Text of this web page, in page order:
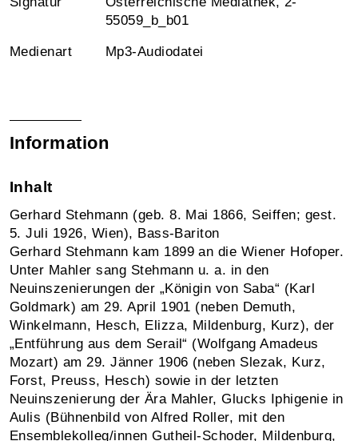
55059_b_b01
Medienart Mp3-Audiodatei
Information
Inhalt
Gerhard Stehmann (geb. 8. Mai 1866, Seiffen; gest.
5. Juli 1926, Wien), Bass-Bariton
Gerhard Stehmann kam 1899 an die Wiener Hofoper.
Unter Mahler sang Stehmann u. a. in den
Neuinszenierungen der „Königin von Saba“ (Karl
Goldmark) am 29. April 1901 (neben Demuth,
Winkelmann, Hesch, Elizza, Mildenburg, Kurz), der
„Entführung aus dem Serail“ (Wolfgang Amadeus
Mozart) am 29. Jänner 1906 (neben Slezak, Kurz,
Forst, Preuss, Hesch) sowie in der letzten
Neuinszenierung der Ära Mahler, Glucks Iphigenie in
Aulis (Bühnenbild von Alfred Roller, mit den
Ensemblekolleg/innen Gutheil-Schoder, Mildenburg,